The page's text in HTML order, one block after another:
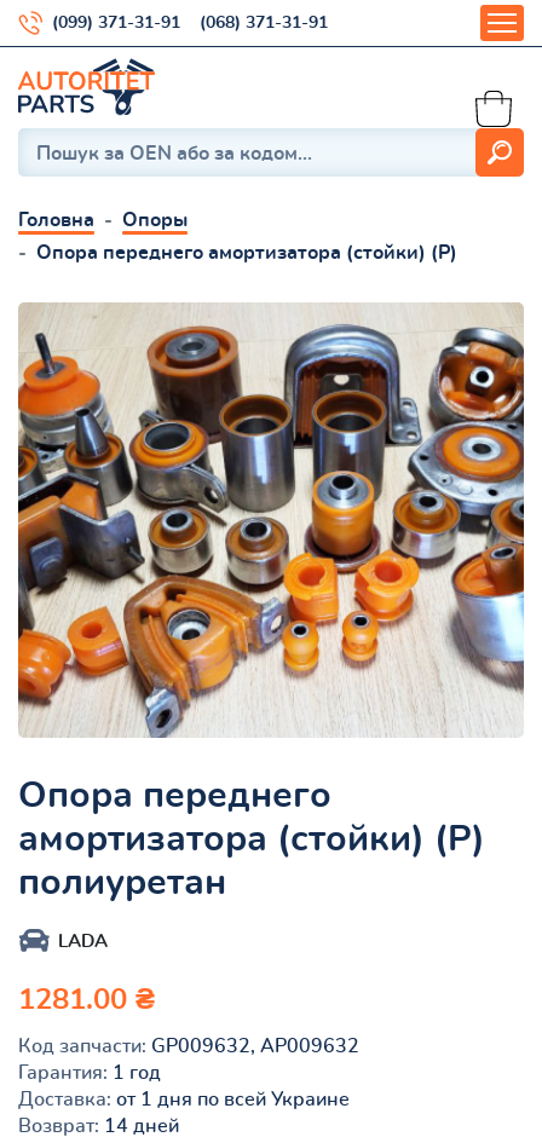
(099) 371-31-91 (068) 371-31-91
Головна
Опоры
Опора переднего амортизатора (стойки) (Р)
Опора переднего
амортизатора (стойки) (Р)
полиуретан
LADA
1281.00 ₴
Код запчасти: GP009632, AP009632
Гарантия: 1 год
Доставка: от 1 дня по всей Украине
Возврат: 14 дней